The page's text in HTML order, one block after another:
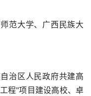
范大学、广西民族大
治区人民政府共建高
程"项目建设高校、卓